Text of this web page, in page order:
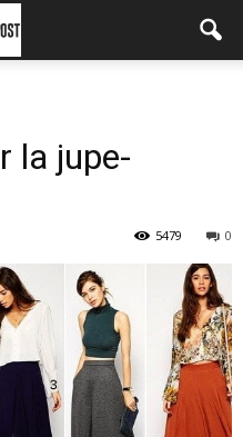
la jupe-
0
5479